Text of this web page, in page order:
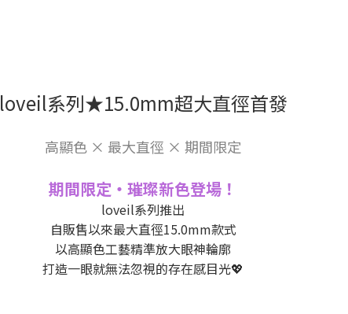
loveil系列★15.0mm超大直徑首發
高顯色 × 最大直徑 × 期間限定
期間限定・璀璨新色登場！
loveil系列推出
自販售以來最大直徑15.0mm款式
以高顯色工藝精準放大眼神輪廓
打造一眼就無法忽視的存在感目光💖